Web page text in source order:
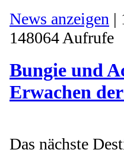
News anzeigen |
148064 Aufrufe
Bungie und
Erwachen
Das nächste